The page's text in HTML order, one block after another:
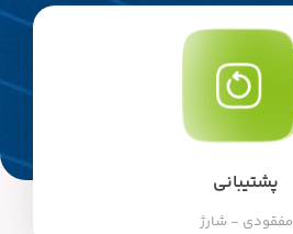
پشتیبانی
مفقودی - شارژ